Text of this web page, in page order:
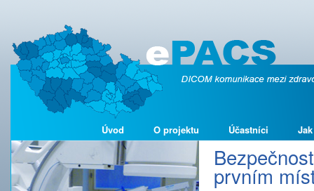
Úvod O projektu Účastníci
prvním